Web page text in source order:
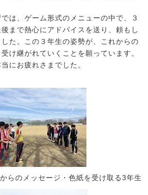
は、ゲーム形式のメニューの中で、３
まで熱心にアドバイスを送り、頼もし
た。この３年生の姿勢が、これからの
け継がれていくことを願っています。
にお疲れさまでした。
らのメッセージ・色紙を受け取る3年生